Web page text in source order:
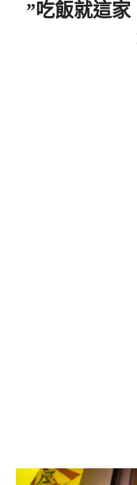
”吃飯就這家